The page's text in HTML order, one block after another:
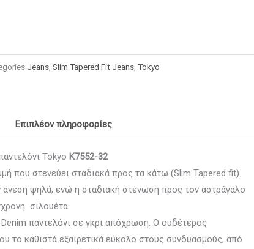
Jeans Slim Tapered Fit Jeans Tokyo
Επιπλέον πληροφορίες
Tokyo K7552-32
που στενεύει σταδιακά προς τα κάτω (Slim Tapered fit).
ψηλά, ενώ η σταδιακή στένωση προς τον αστράγαλο
σιλουέτα.
παντελόνι σε γκρι απόχρωση. Ο ουδέτερος
το καθιστά εξαιρετικά εύκολο στους συνδυασμούς, από